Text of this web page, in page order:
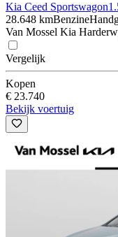
Kia Ceed Sportswagon
28.648 kmBenzine
Van Mossel Kia
Vergelijk
Kopen
€ 23.740
Bekijk voertuig